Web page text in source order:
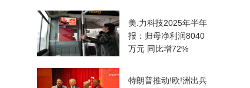
美.力科技2025年半年
报：归母净利润8040
万元 同比增72%
特朗普推动!欧!洲出兵